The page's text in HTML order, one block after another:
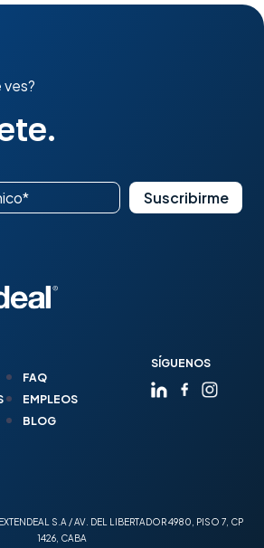
ves?
FAQ
EMPLEOS
BLOG
SÍGUENOS
S.A / AV. DEL LIBERTADOR 4980, PISO 7, CP
1426, CABA